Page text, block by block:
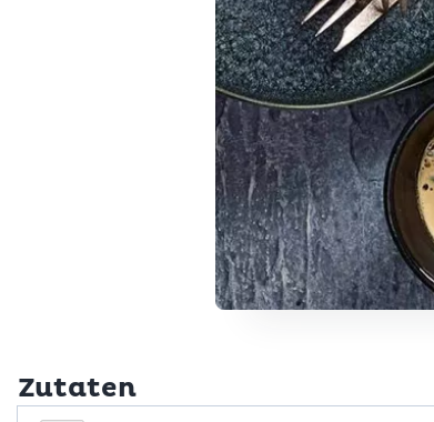
Zutaten